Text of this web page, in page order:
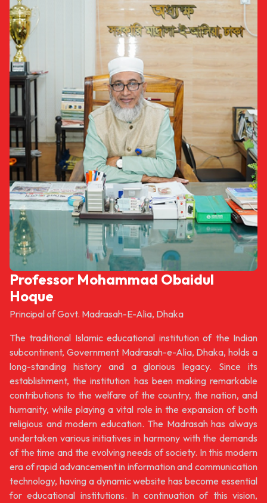
Professor Mohammad Obaidul
Hoque
Principal of Govt. Madrasah-E-Alia, Dhaka
The traditional Islamic educational institution of the Indian
subcontinent, Government Madrasah-e-Alia, Dhaka, holds a
long-standing history and a glorious legacy. Since its
establishment, the institution has been making remarkable
contributions to the welfare of the country, the nation, and
humanity, while playing a vital role in the expansion of both
religious and modern education. The Madrasah has always
undertaken various initiatives in harmony with the demands
of the time and the evolving needs of society. In this modern
era of rapid advancement in information and communication
technology, having a dynamic website has become essential
for educational institutions. In continuation of this vision,